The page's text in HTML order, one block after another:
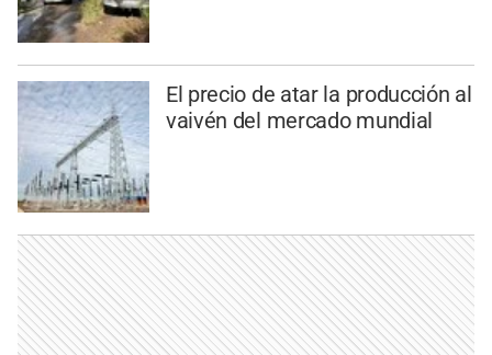
El precio de atar la producción al
vaivén del mercado mundial